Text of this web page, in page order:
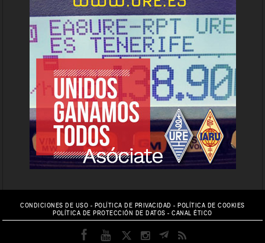
CONDICIONES DE USO - POLÍTICA DE PRIVACIDAD -POLÍTICA DE COOKIES
POLÍTICA DE PROTECCIÓN DE DATOS -CANAL ÉTICO